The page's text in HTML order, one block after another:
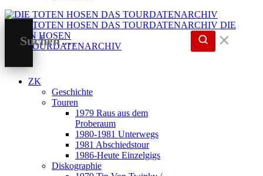
DIE
TOTEN HOSEN
DAS TOURDATENARCHIV
✕
ZK
Geschichte
Touren
1979 Raus aus dem
Proberaum
1980-1981 Unterwegs
1981 Abschiedstour
1986-Heute Einzelgigs
Diskographie